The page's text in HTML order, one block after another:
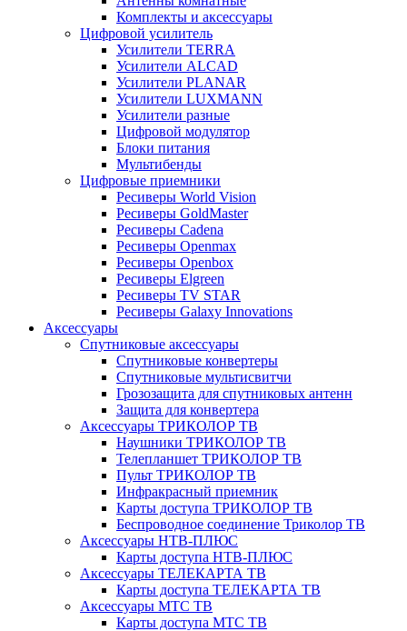
Комплекты и аксессуары
Цифровой усилитель
Усилители TERRA
Усилители ALCAD
Усилители PLANAR
Усилители LUXMANN
Усилители разные
Цифровой модулятор
Блоки питания
Мультибенды
Цифровые приемники
Ресиверы World Vision
Ресиверы GoldMaster
Ресиверы Cadena
Ресиверы Openmax
Ресиверы Openbox
Ресиверы Elgreen
Ресиверы TV STAR
Ресиверы Galaxy Innovations
Аксессуары
Спутниковые аксессуары
Спутниковые конвертеры
Спутниковые мультисвитчи
Грозозащита для спутниковых антенн
Защита для конвертера
Аксессуары ТРИКОЛОР ТВ
Наушники ТРИКОЛОР ТВ
Телепланшет ТРИКОЛОР ТВ
Пульт ТРИКОЛОР ТВ
Инфракрасный приемник
Карты доступа ТРИКОЛОР ТВ
Беспроводное соединение Триколор ТВ
Аксессуары НТВ-ПЛЮС
Карты доступа НТВ-ПЛЮС
Аксессуары ТЕЛЕКАРТА ТВ
Карты доступа ТЕЛЕКАРТА ТВ
Аксессуары МТС ТВ
Карты доступа МТС ТВ